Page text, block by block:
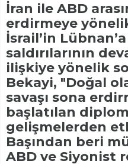
İran ile ABD
erdirmeye
İsrail’in
saldırılarının
ilişkiye yönelik
Bekayi, "Doğal
savaşı sona
başlatılan
gelişmelerden
Başından beri
ABD ve Siyonist